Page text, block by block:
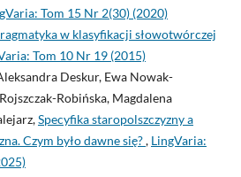
Tom 15 Nr 2(30) (2020)
w klasyfikacji słowotwórczej
Tom 10 Nr 19 (2015)
Deskur, Ewa Nowak-
Robińska, Magdalena
Specyfika staropolszczyzny a
Czym było dawne się?, LingVaria: